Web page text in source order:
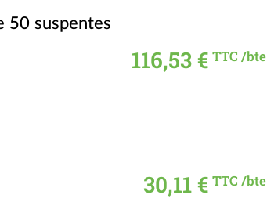
50 suspentes
116,53 € TTC /bte
30,11 € TTC /bte